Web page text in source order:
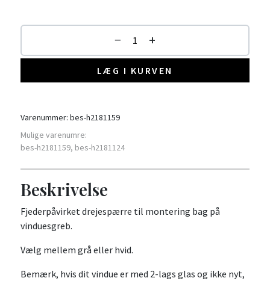
− +
LÆG I KURVEN
Varenummer: bes-h2181159
Mulige varenumre:
bes-h2181159, bes-h2181124
Beskrivelse
Fjederpåvirket drejespærre til montering bag på
vinduesgreb.
Vælg mellem grå eller hvid.
Bemærk, hvis dit vindue er med 2-lags glas og ikke nyt,